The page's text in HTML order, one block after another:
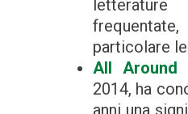
particolare
All Around
2014, ha
anni una